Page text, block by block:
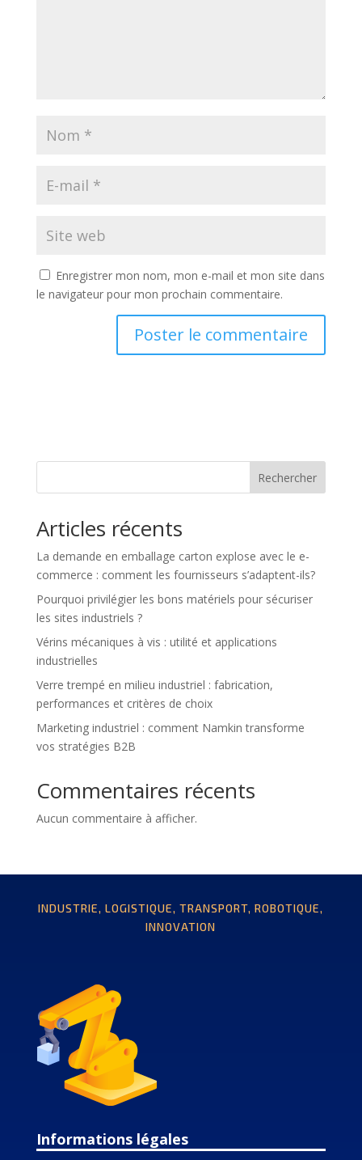
Enregistrer mon nom, mon e-mail et mon site dans
le navigateur pour mon prochain commentaire.
Rechercher
Articles récents
La demande en emballage carton explose avec le e-
commerce : comment les fournisseurs s’adaptent-ils?
Pourquoi privilégier les bons matériels pour sécuriser
les sites industriels ?
Vérins mécaniques à vis : utilité et applications
industrielles
Verre trempé en milieu industriel : fabrication,
performances et critères de choix
Marketing industriel : comment Namkin transforme
vos stratégies B2B
Commentaires récents
Aucun commentaire à afficher.
INDUSTRIE, LOGISTIQUE, TRANSPORT, ROBOTIQUE,
INNOVATION
Informations légales